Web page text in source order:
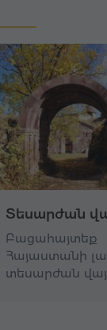
Տեսարժան
Բացահայտեք
Հայաստանի
տեսարժան